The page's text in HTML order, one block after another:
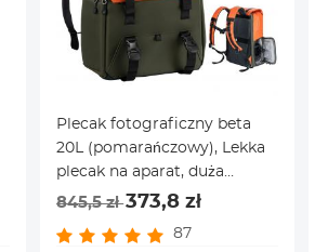
Plecak fotograficzny beta
20L (pomarańczowy), Lekka
plecak na aparat, duża
pojemność, pokrowiec
Laptopa 15.6 20L
845,5 zł373,8 zł
87